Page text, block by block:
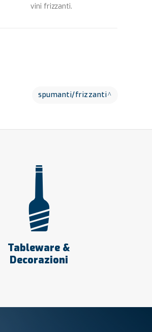
vini frizzanti.
spumanti/frizzanti
Tableware &
Decorazioni